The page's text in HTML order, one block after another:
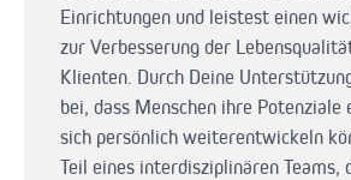
Einrichtungen und leistest einen
zur Verbesserung der
Klienten. Durch Deine
bei, dass Menschen ihre Potenziale
sich persönlich weiterentwickeln
Teil eines interdisziplinären Teams,